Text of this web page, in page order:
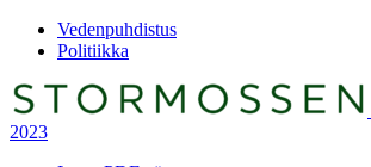
Previous
page:
Vedenpuhdistus
Next
Politiikka
Previous
page:
Next
page:
2023